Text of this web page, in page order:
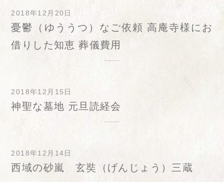
2018年12月20日
憂鬱（ゆううつ）なご依頼 高庵寺様にお
借りした知恵 葬儀費用
2018年12月15日
神聖な墓地 元旦読経会
2018年12月14日
西域の砂嵐 玄奘（げんじょう）三蔵